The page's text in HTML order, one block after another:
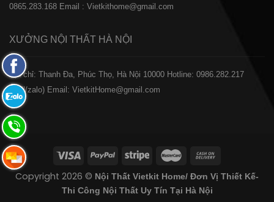
0865.283.168 Email : Vietkithome@gmail.com
XƯỞNG NỘI THẤT HÀ NỘI
️Địa chỉ: Thanh Đa, Phúc Thọ, Hà Nội 10000 Hotline: 0986.282.217
(Call/zalo) Email: VietkitHome@gmail.com
Copyright 2026 © Nội Thất Vietkit Home/ Đơn Vị Thiết Kế-
Thi Công Nội Thất Uy Tín Tại Hà Nội
Fanpage
Facebook
Zalo:
0865.283.168
Hotline:
0865.283.168
Hotline:
0865.283.168